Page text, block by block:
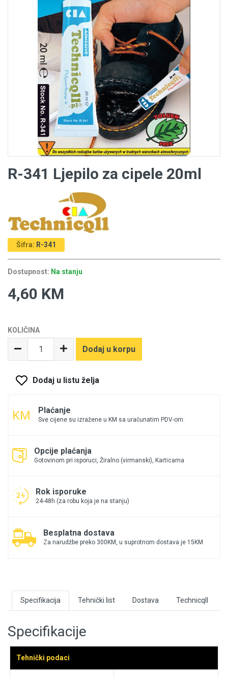
R-341 Ljepilo za cipele 20ml
Šifra: R-341
Dostupnost: Na stanju
4,60 KM
KOLIČINA
Dodaj u korpu
Dodaj u listu želja
Plaćanje
Sve cijene su izražene u KM sa uračunatim PDV-om.
Opcije plaćanja
Gotovinom pri isporuci, Žiralno (virmanski), Karticama
Rok isporuke
24-48h (za robu koja je na stanju)
Besplatna dostava
Za narudžbe preko 300KM, u suprotnom dostava je 15KM
Specifikacija Tehnički list Dostava Technicqll
Specifikacije
Tehnički podaci